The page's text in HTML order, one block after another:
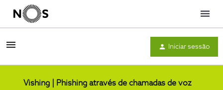
Menu
Iniciar sessão
Vishing | Phishing através de chamadas de voz